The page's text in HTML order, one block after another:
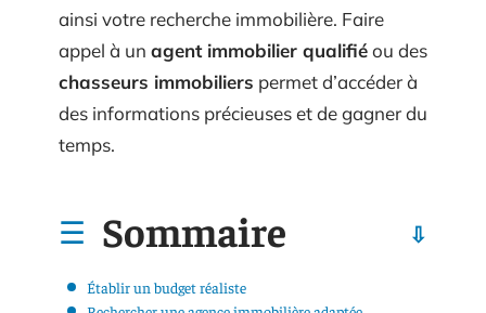
ainsi votre recherche immobilière. Faire
appel à un agent immobilier qualifiéou des
chasseurs immobiliers permet d’accéder à
des informations précieuses et de gagner du
temps.
Sommaire
Établir un budget réaliste